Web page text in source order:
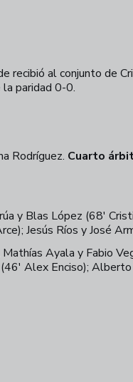
al conjunto de
paridad 0-0.
Rodríguez. Cuarto
y Blas López (68'
Jesús Ríos y José
Ayala y Fabio
Alex Enciso);